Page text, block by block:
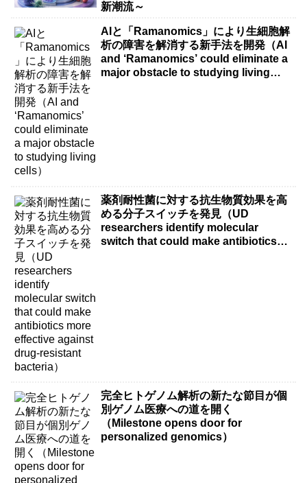
新潮流～
AIと「Ramanomics」により生細胞解
析の障害を解消する新手法を開発（AI
and ‘Ramanomics’ could eliminate a
major obstacle to studying living
薬剤耐性菌に対する抗生物質効果を高
める分子スイッチを発見（UD
researchers identify molecular
switch that could make antibiotics
完全ヒトゲノム解析の新たな節目が個
別ゲノム医療への道を開く
（Milestone opens door for
personalized genomics）